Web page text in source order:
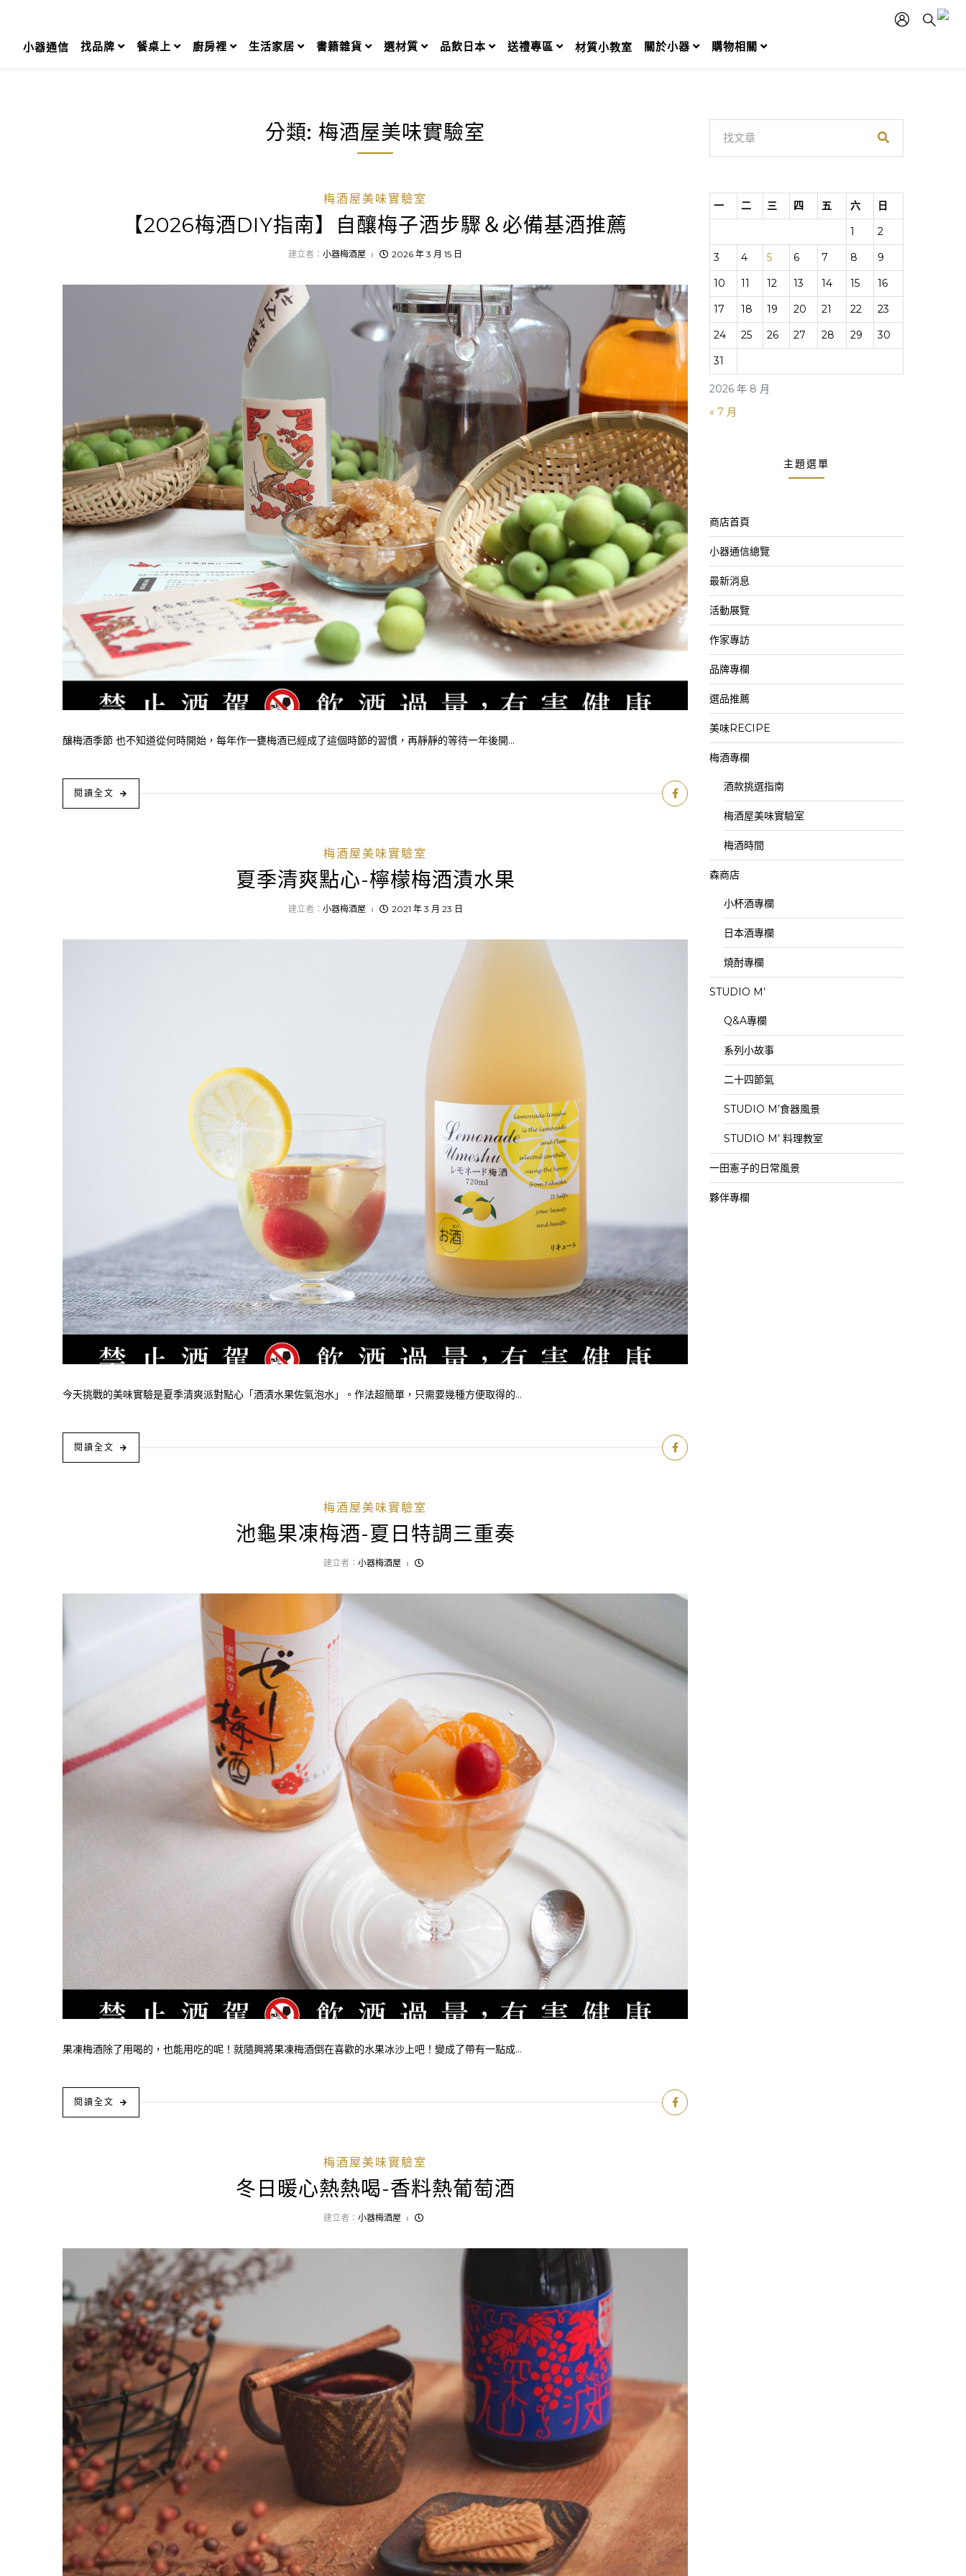
content小器通信 找品牌 餐桌上 廚房裡 生活家居 書籍雜貨 選材質 品飲日本 送禮專區 材質小教室 關於小器 購物相關
分類: 梅酒屋美味實驗室
梅酒屋美味實驗室
【2026梅酒DIY指南】自釀梅子酒步驟＆必備基酒推薦
建立者： 小器梅酒屋 2026 年 3 月 15 日
釀梅酒季節 也不知道從何時開始，每年作一甕梅酒已經成了這個時節的習慣，再靜靜的等待一年後開...
閱讀全文
梅酒屋美味實驗室
夏季清爽點心-檸檬梅酒漬水果
建立者： 小器梅酒屋 2021 年 3 月 23 日
今天挑戰的美味實驗是夏季清爽派對點心「酒漬水果佐氣泡水」。作法超簡單，只需要幾種方便取得的...
閱讀全文
梅酒屋美味實驗室
池龜果凍梅酒-夏日特調三重奏
建立者： 小器梅酒屋
果凍梅酒除了用喝的，也能用吃的呢！就隨興將果凍梅酒倒在喜歡的水果冰沙上吧！變成了帶有一點成...
閱讀全文
梅酒屋美味實驗室
冬日暖心熱熱喝-香料熱葡萄酒
建立者： 小器梅酒屋
2026 年 8 月
一 二 三 四 五 六
日
1
2
3
4 5 6 7 8
9
10
11 12 13 14 15
16
17
18 19 20 21 22
23
24
25 26 27 28 29
30
31
« 7 月
主題選單
商店首頁
小器通信總覽
最新消息
活動展覽
作家專訪
品牌專欄
選品推薦
美味RECIPE
梅酒專欄
酒款挑選指南
梅酒屋美味實驗室
梅酒時間
森商店
小杯酒專欄
日本酒專欄
燒酎專欄
STUDIO M’
Q&A專欄
系列小故事
二十四節氣
STUDIO M’食器風景
STUDIO M’ 料理教室
一田憲子的日常風景
夥伴專欄